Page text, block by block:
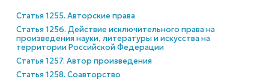
Статья 1255. Авторские права
Статья 1256. Действие исключительного права на
произведения науки, литературы и искусства на
территории Российской Федерации
Статья 1257. Автор произведения
Статья 1258. Соавторство